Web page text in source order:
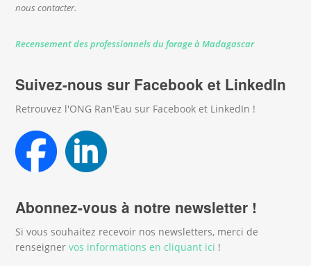
nous contacter.
Recensement des professionnels du forage à Madagascar
Suivez-nous sur Facebook et LinkedIn
Retrouvez l'ONG Ran'Eau sur Facebook et LinkedIn !
Abonnez-vous à notre newsletter !
Si vous souhaitez recevoir nos newsletters, merci de
renseignervos informations en cliquant ici !